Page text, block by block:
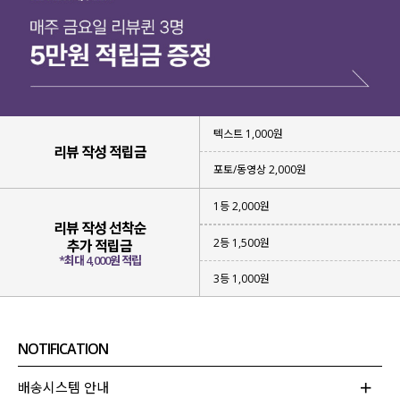
리뷰 작성 적립금
텍스트 1,000원
포토/동영상 2,000원
리뷰 작성 선착순
추가 적립금
*최대 4,000원 적립
1등 2,000원
2등 1,500원
3등 1,000원
NOTIFICATION
배송시스템 안내